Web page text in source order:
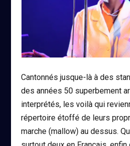
Cantonnés jusque-là à des
des années 50 superbement
interprétés, les voilà qui
répertoire étoffé de leurs
marche (mallow) au dessus.